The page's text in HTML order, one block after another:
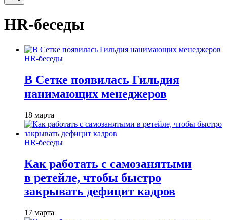
HR-беседы
HR-беседы
В Сетке появилась Гильдия
нанимающих менеджеров
18 марта
HR-беседы
Как работать с самозанятыми
в ретейле, чтобы быстро
закрывать дефицит кадров
17 марта